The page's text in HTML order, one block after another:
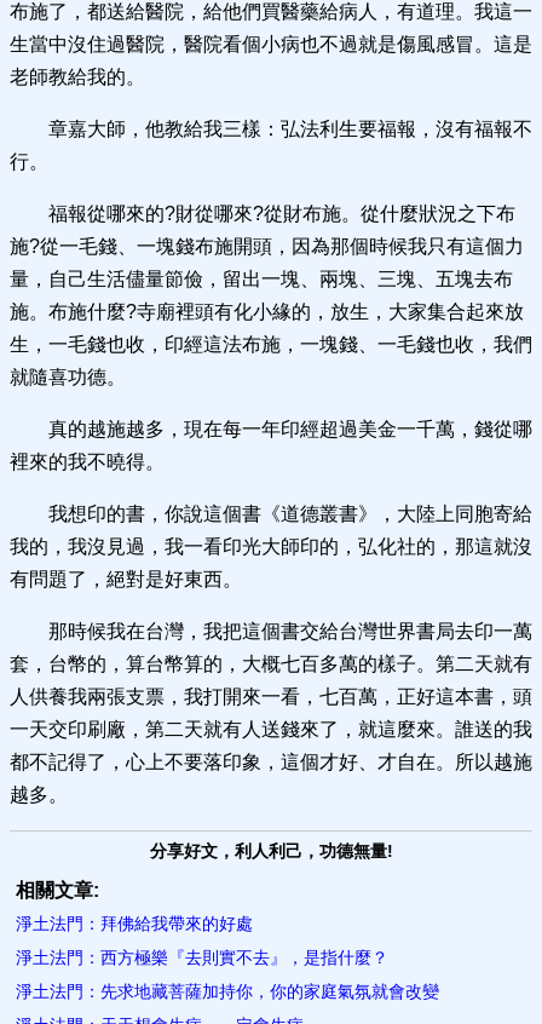
布施了，都送給醫院，給他們買醫藥給病人，有道理。我這一
生當中沒住過醫院，醫院看個小病也不過就是傷風感冒。這是
老師教給我的。
章嘉大師，他教給我三樣：弘法利生要福報，沒有福報不
行。
福報從哪來的?財從哪來?從財布施。從什麼狀況之下布
施?從一毛錢、一塊錢布施開頭，因為那個時候我只有這個力
量，自己生活儘量節儉，留出一塊、兩塊、三塊、五塊去布
施。布施什麼?寺廟裡頭有化小緣的，放生，大家集合起來放
生，一毛錢也收，印經這法布施，一塊錢、一毛錢也收，我們
就隨喜功德。
真的越施越多，現在每一年印經超過美金一千萬，錢從哪
裡來的我不曉得。
我想印的書，你說這個書《道德叢書》，大陸上同胞寄給
我的，我沒見過，我一看印光大師印的，弘化社的，那這就沒
有問題了，絕對是好東西。
那時候我在台灣，我把這個書交給台灣世界書局去印一萬
套，台幣的，算台幣算的，大概七百多萬的樣子。第二天就有
人供養我兩張支票，我打開來一看，七百萬，正好這本書，頭
一天交印刷廠，第二天就有人送錢來了，就這麼來。誰送的我
都不記得了，心上不要落印象，這個才好、才自在。所以越施
越多。
分享好文，利人利己，功德無量!
相關文章:
淨土法門：拜佛給我帶來的好處
淨土法門：西方極樂『去則實不去』，是指什麼？
淨土法門：先求地藏菩薩加持你，你的家庭氣氛就會改變